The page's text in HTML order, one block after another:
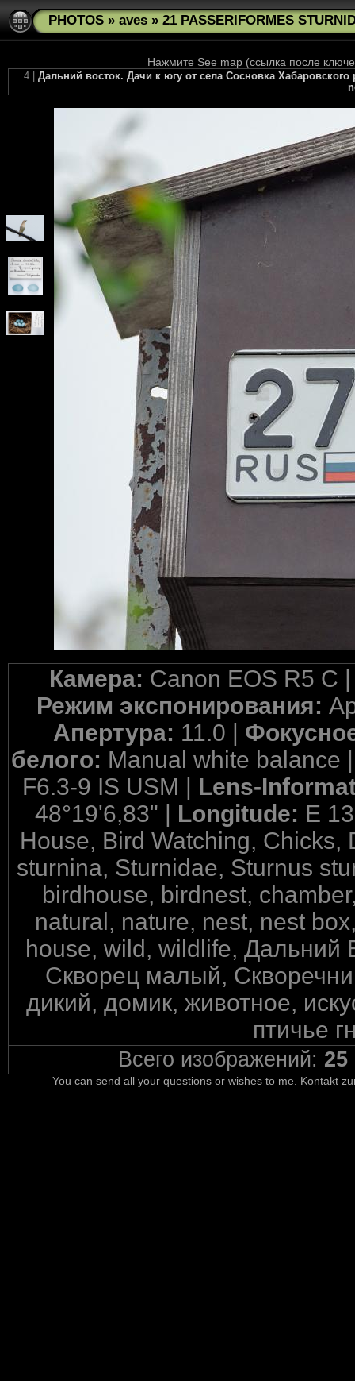
PHOTOS » aves » 21 PASSERIFORMES
Нажмите See map (ссылка после
4 |Дальний восток. Дачи к югу от села Сосновка
Камера: Canon EOS R5 C
Режим экспонирования:
Апертура: 11.0 |
белого: Manual white balance
F6.3-9 IS USM | Lens-
48°19'6,83" | Longitude: E
House, Bird Watching,
sturnina, Sturnidae, Sturnus
birdhouse, birdnest,
natural, nature, nest, nest
house, wild, wildlife, Дальний
Скворец малый,
дикий, домик, животное,
птичье
Всего изображений: 25
You can send all your questions or wishes to me. Kontakt